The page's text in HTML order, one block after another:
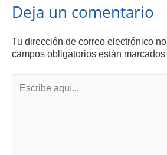
Deja un comentario
Tu dirección de correo electrónico
campos obligatorios están marcados